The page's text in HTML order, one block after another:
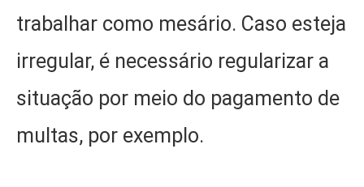
trabalhar como mesário. Caso esteja
irregular, é necessário regularizar a
situação por meio do pagamento de
multas, por exemplo.